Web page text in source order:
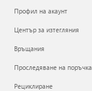
Профил на акаунт
Център за изтегляния
Връщания
Проследяване на поръчка
Рециклиране